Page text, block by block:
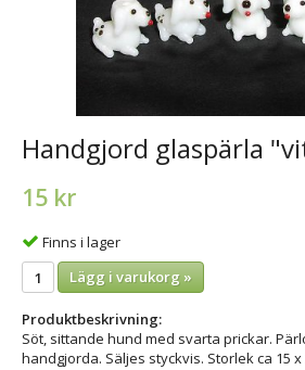
Handgjord glaspärla
15 kr
Finns i lager
Lägg i varukorg »
Produktbeskrivning:
Söt, sittande hund med svarta prickar.
handgjorda. Säljes styckvis. Storlek ca 15 x